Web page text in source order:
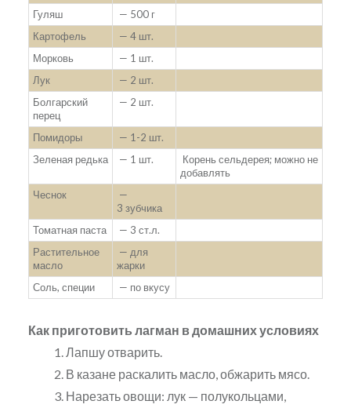
Гуляш
— 500 г
Картофель
— 4 шт.
Морковь
— 1 шт.
Лук
— 2 шт.
Болгарский
перец
— 2 шт.
Помидоры
— 1-2 шт.
Зеленая редька
— 1 шт.
Корень сельдерея; можно не
добавлять
Чеснок
—
3 зубчика
Томатная паста
— 3 ст.л.
Растительное
масло
— для
жарки
Соль, специи
— по вкусу
Как приготовить лагман в домашних условиях
Лапшу отварить.
В казане раскалить масло, обжарить мясо.
Нарезать овощи: лук — полукольцами,